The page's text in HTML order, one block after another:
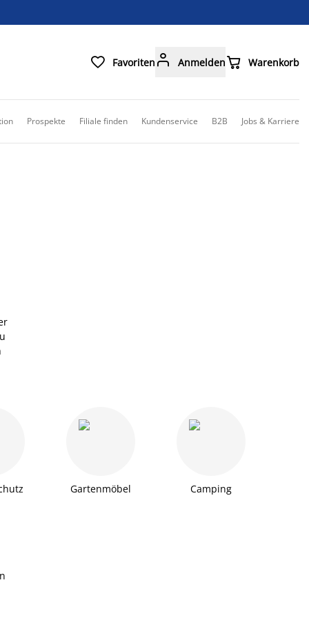
 Favoriten  Anmelden Warenkorb
Prospekte Filiale finden Kundenservice B2B Jobs & Karriere
Gartenmöbel Camping